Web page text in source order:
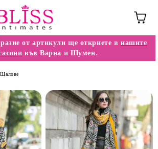
от артикули ще откриете в нашите
във Варна и Шумен.
Шалове